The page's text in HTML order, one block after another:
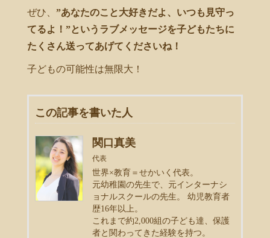
ぜひ、 ”あなたのこと大好きだよ、いつも見守っ
てるよ！”というラブメッセージを子どもたちに
たくさん送ってあげてくださいね！
子どもの可能性は無限大！
この記事を書いた人
関口真美
代表
世界×教育＝せかいく代表。
元幼稚園の先生で、元インターナシ
ョナルスクールの先生。 幼児教育者
歴16年以上。
これまで約2,000組の子ども達、保護
者と関わってきた経験を持つ。